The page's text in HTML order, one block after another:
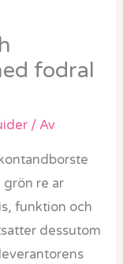
fodral
/ Av
re ar
funktion och
dessutom